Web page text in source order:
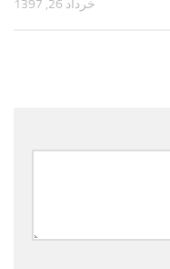
خرداد 26, 1397